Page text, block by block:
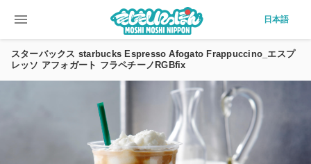
menu 日本語
スターバックス starbucks Espresso Afogato Frappuccino_エスプ
レッソ アフォガート フラペチーノRGBfix